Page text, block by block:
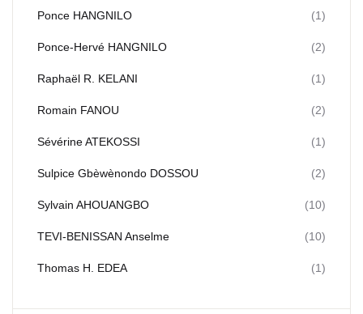
Ponce HANGNILO (1)
Ponce-Hervé HANGNILO (2)
Raphaël R. KELANI (1)
Romain FANOU (2)
Sévérine ATEKOSSI (1)
Sulpice Gbèwènondo DOSSOU (2)
Sylvain AHOUANGBO (10)
TEVI-BENISSAN Anselme (10)
Thomas H. EDEA (1)